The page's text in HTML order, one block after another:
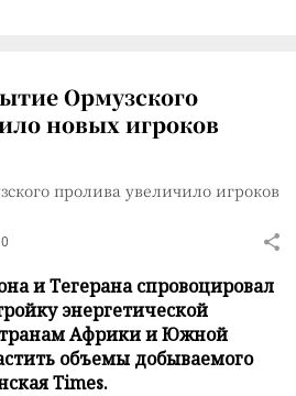
Ормузского
новых игроков
пролива увеличило игроков
0
и Тегерана спровоцировал
энергетической
Африки и Южной
объемы добываемого
Times.